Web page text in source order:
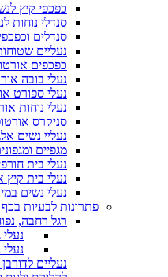
כפכפי קיץ
סנדלי נוחות
סנדלים
נעליים
כפכפים
נעלי בובה
נעלי ספורט
נעלי נוחות
סניקרס
נעליי נשים
מגפיים
נעלי בית
נעלי בית קיץ
נעלי נשים
פתרונות לבעיות
רגל רחבה,
נעליים